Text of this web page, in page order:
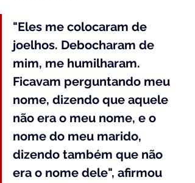
"Eles me colocaram de
joelhos. Debocharam de
mim, me humilharam.
Ficavam perguntando meu
nome, dizendo que aquele
não era o meu nome, e o
nome do meu marido,
dizendo também que não
era o nome dele", afirmou